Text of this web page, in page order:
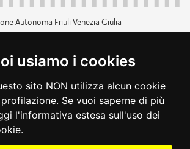
usiamo i cookies
sito NON utilizza alcun cookie
Se vuoi saperne di più
l'informativa estesa sull'uso dei
Autonoma Friuli Venezia Giulia
p.iva 00526040324
+39 040 3771111
amministrazione trasparente
|note legali accessibilità
dichiarazione di
| feedback
cambio preferenze cookie